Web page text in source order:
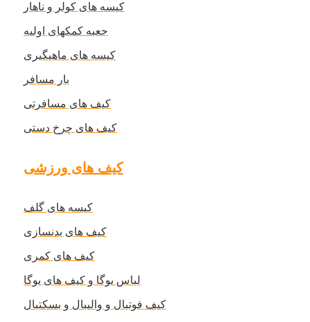
کیسه های کولر و ناهار
جعبه کمکهای اولیه
کیسه های ماهیگیری
بار مسافر
کیف های مسافرتی
کیف های چرخ دستی
کیف های ورزشی
کیسه های گلف
کیف های بدنسازی
کیف های کمری
لباس یوگا و کیف های یوگا
کیف فوتبال و والیبال و بسکتبال